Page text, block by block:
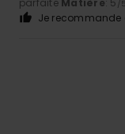
parfaite Matière: 5 /5
Je recommande